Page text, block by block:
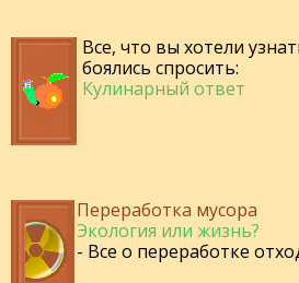
Все, что вы хотели
боялись спросить:
Кулинарный ответ
Переработка мусора
Экология или жизнь?
- Все о переработке